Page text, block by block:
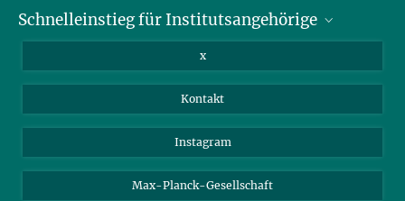
Bibliothek
Schnelleinstieg für Institutsangehörige
Nextcloud
x
Kontakt
Instagram
Max-Planck-Gesellschaft